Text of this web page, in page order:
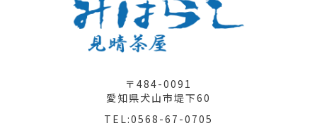
〒484-0091
愛知県犬山市堤下60
TEL:0568-67-0705